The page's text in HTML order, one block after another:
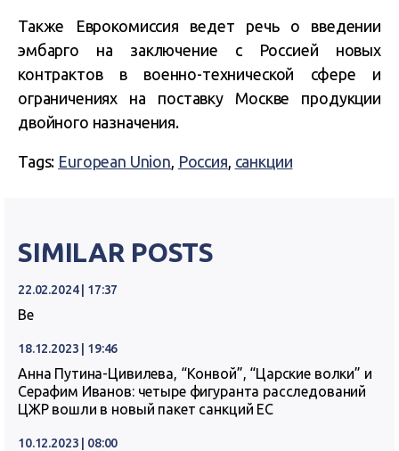
Также Еврокомиссия ведет речь о введении
эмбарго на заключение с Россией новых
контрактов в военно-технической сфере и
ограничениях на поставку Москве продукции
двойного назначения.
Tags: European Union, Россия, санкции
SIMILAR POSTS
22.02.2024 | 17:37
Ве
18.12.2023 | 19:46
Анна Путина-Цивилева, “Конвой”, “Царские волки” и
Серафим Иванов: четыре фигуранта расследований
ЦЖР вошли в новый пакет санкций ЕС
10.12.2023 | 08:00